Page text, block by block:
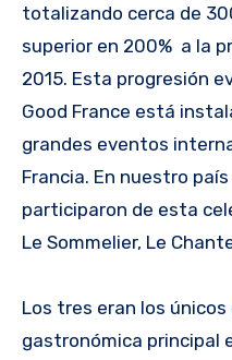
totalizando cerca de
superior en 200% a la
2015. Esta progresión
Good France está
grandes eventos
Francia. En nuestro
participaron de esta
Le Sommelier, Le
Los tres eran los
gastronómica principal